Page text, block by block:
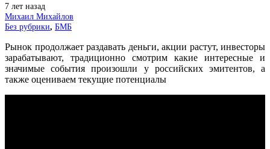
7 лет назад
Михаил Михайлов
Без рубрики, БМБ
Рынок продолжает раздавать деньги, акции растут, инвесторы
зарабатывают, традиционно смотрим какие интересные и
значимые события произошли у российских эмитентов, а
также оцениваем текущие потенциалы